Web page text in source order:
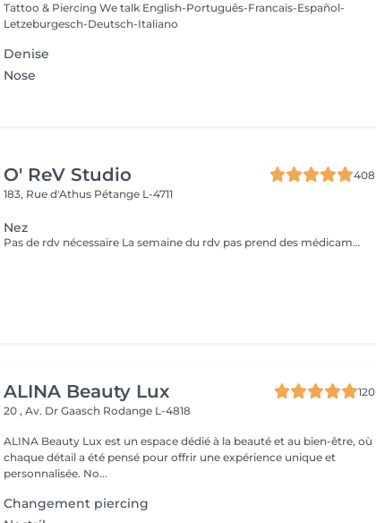
Tattoo & Piercing We talk English-Português-Francais-Español-
Letzeburgesch-Deutsch-Italiano
Denise
Nose
O' ReV Studio
408
183, Rue d'Athus Pétange L-4711
Nez
Pas de rdv nécessaire La semaine du rdv pas prend des médicaments, des anti-inflamatoires, des antibiotiques et de cortisone.
ALINA Beauty Lux
120
20 , Av. Dr Gaasch Rodange L-4818
ALINA Beauty Lux est un espace dédié à la beauté et au bien-être, où
chaque détail a été pensé pour offrir une expérience unique et
personnalisée. No...
Changement piercing